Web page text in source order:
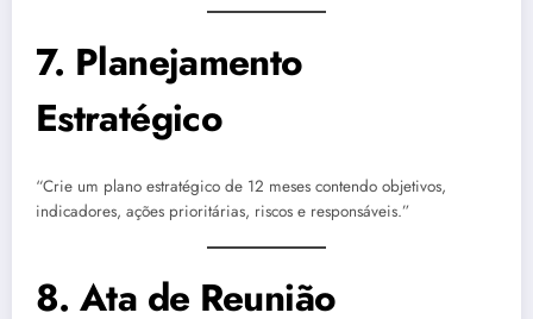
7. Planejamento
Estratégico
“Crie um plano estratégico de 12 meses contendo objetivos,
indicadores, ações prioritárias, riscos e responsáveis.”
8. Ata de Reunião